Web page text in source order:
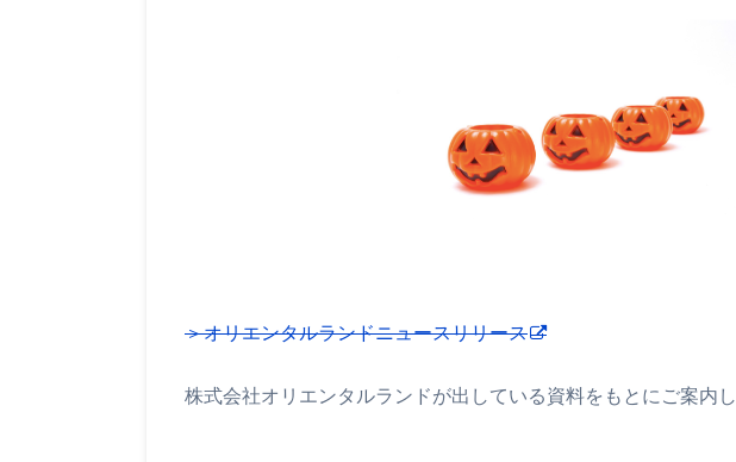
＞オリエンタルランドニュースリリース
株式会社オリエンタルランドが出している資料をもとにご案内し